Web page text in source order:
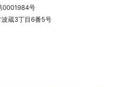
0001984号
蔵3丁目6番5号